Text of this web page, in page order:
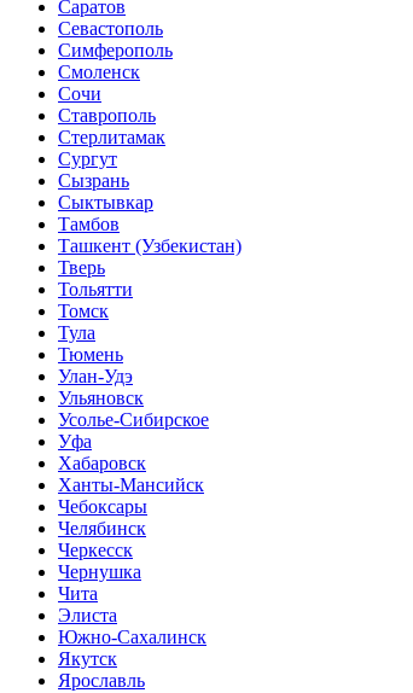
Саратов
Севастополь
Симферополь
Смоленск
Сочи
Ставрополь
Стерлитамак
Сургут
Сызрань
Сыктывкар
Тамбов
Ташкент (Узбекистан)
Тверь
Тольятти
Томск
Тула
Тюмень
Улан-Удэ
Ульяновск
Усолье-Сибирское
Уфа
Хабаровск
Ханты-Мансийск
Чебоксары
Челябинск
Черкесск
Чернушка
Чита
Элиста
Южно-Сахалинск
Якутск
Ярославль